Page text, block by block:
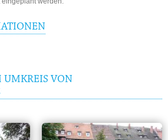
UMKREIS VON